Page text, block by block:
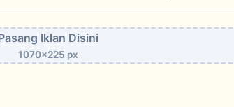
Iklan Disini
1070x225 px